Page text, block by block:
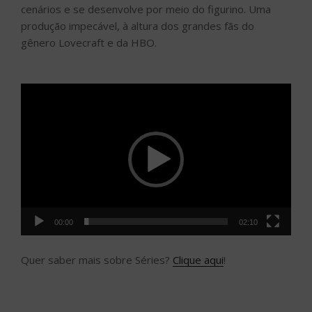
cenários e se desenvolve por meio do figurino. Uma
produção impecável, à altura dos grandes fãs do
gênero Lovecraft e da HBO.
00:00 02:10
Quer saber mais sobre Séries? Clique aqui!